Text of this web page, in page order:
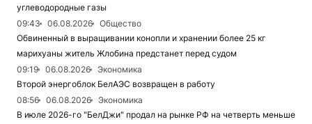
углеводородные газы
09:43
06.08.2026
Общество
Обвиненный в выращивании конопли и хранении более 25 кг
марихуаны житель Жлобина предстанет перед судом
09:19
06.08.2026
Экономика
Второй энергоблок БелАЭС возвращен в работу
08:56
06.08.2026
Экономика
В июле 2026-го "БелДжи" продал на рынке РФ на четверть меньше